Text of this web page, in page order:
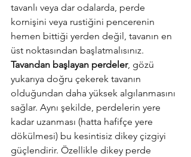
tavanlı veya dar odalarda, perde
kornişini veya rustiğini pencerenin
hemen bittiği yerden değil, tavanın en
üst noktasından başlatmalısınız.
Tavandan başlayan perdeler, gözü
yukarıya doğru çekerek tavanın
olduğundan daha yüksek algılanmasını
sağlar. Aynı şekilde, perdelerin yere
kadar uzanması (hatta hafifçe yere
dökülmesi) bu kesintisiz dikey çizgiyi
güçlendirir. Özellikle dikey perde